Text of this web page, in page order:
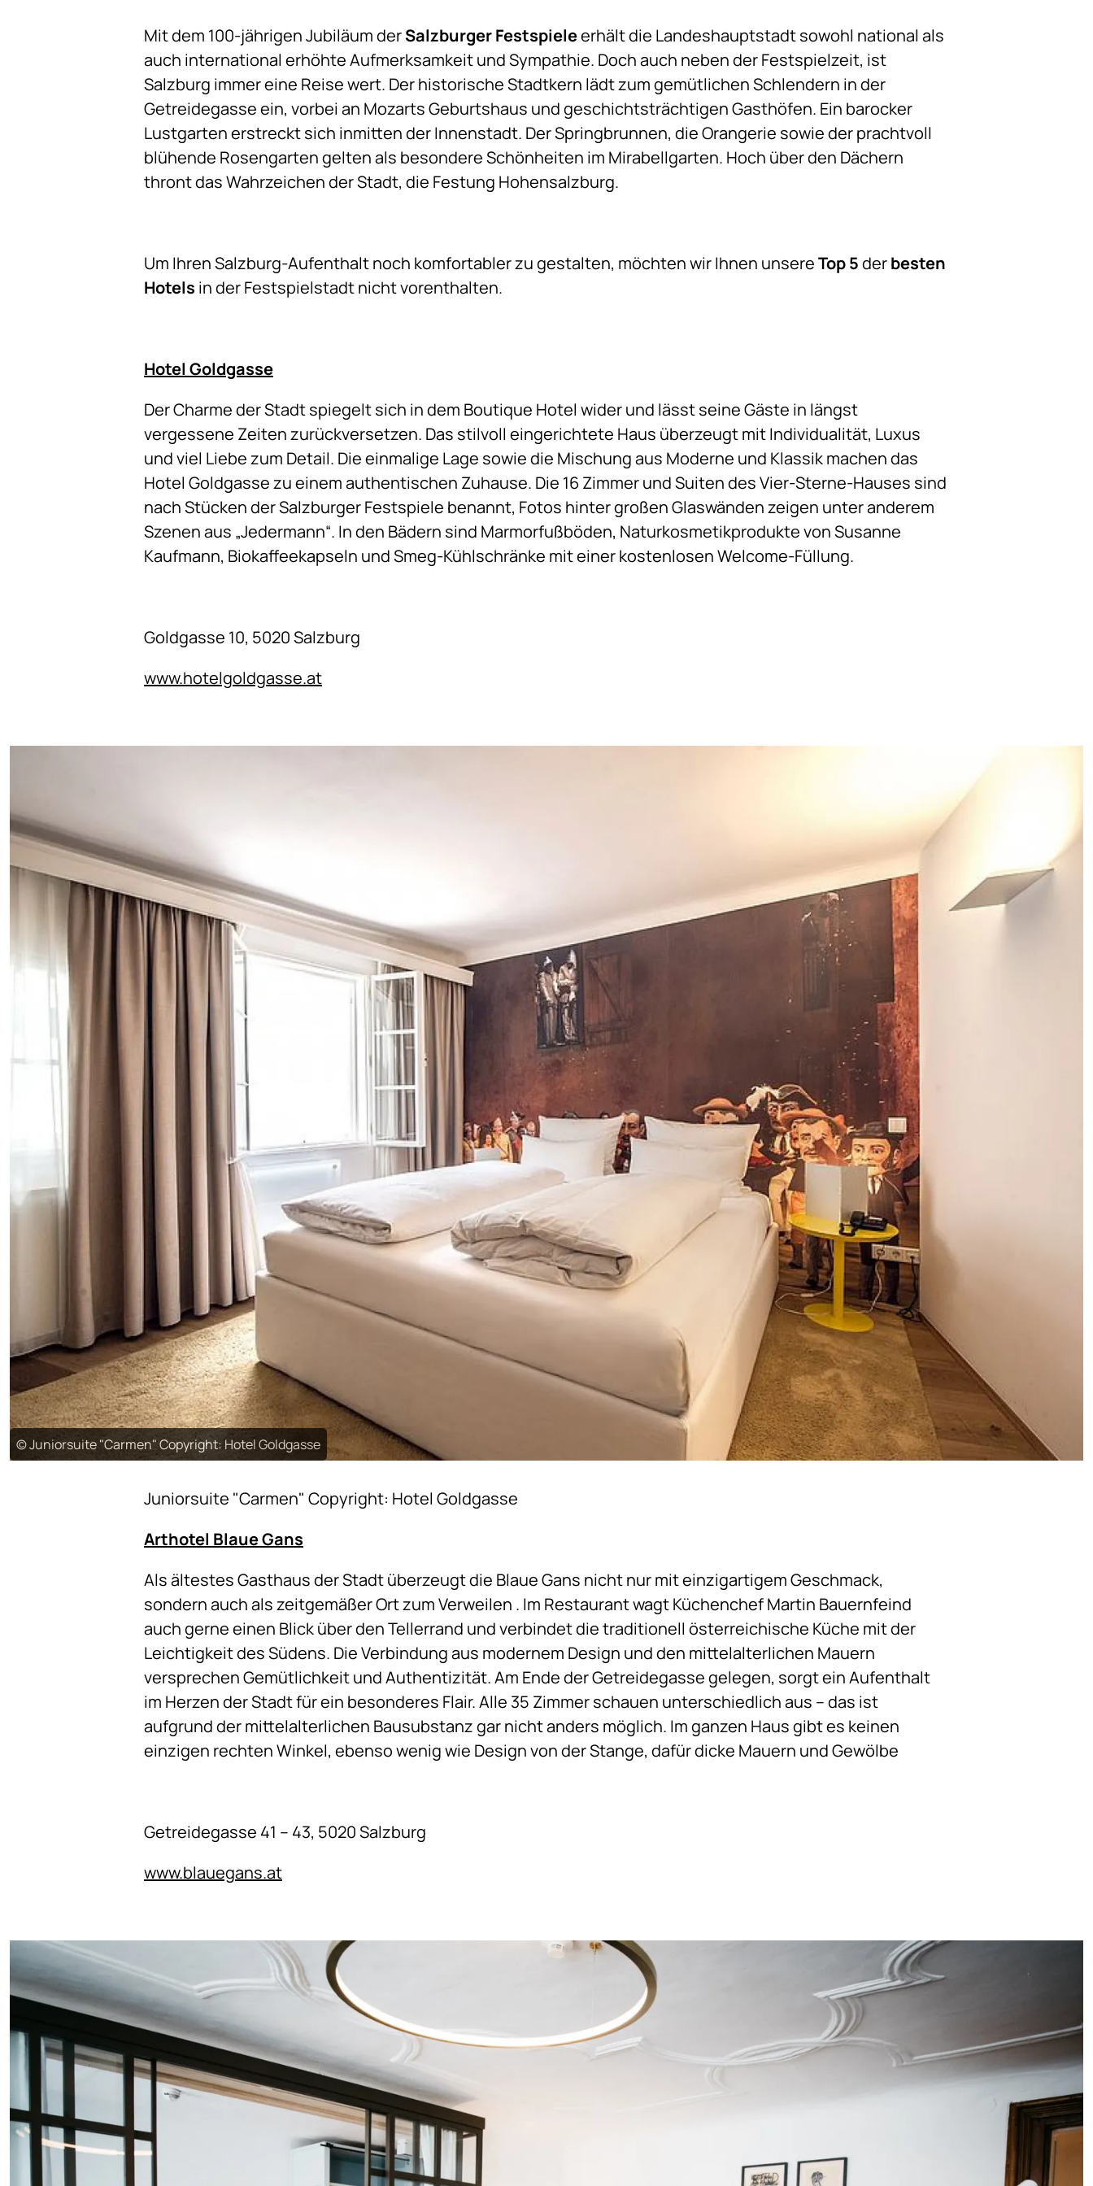
Mit dem 100-jährigen Jubiläum derSalzburger Festspieleerhält die Landeshauptstadt sowohl national als
auch international erhöhte Aufmerksamkeit und Sympathie. Doch auch neben der Festspielzeit, ist
Salzburg immer eine Reise wert. Der historische Stadtkern lädt zum gemütlichen Schlendern in der
Getreidegasse ein, vorbei an Mozarts Geburtshaus und geschichtsträchtigen Gasthöfen. Ein barocker
Lustgarten erstreckt sich inmitten der Innenstadt. Der Springbrunnen, die Orangerie sowie der prachtvoll
blühende Rosengarten gelten als besondere Schönheiten im Mirabellgarten. Hoch über den Dächern
thront das Wahrzeichen der Stadt, die Festung Hohensalzburg.
Um Ihren Salzburg-Aufenthalt noch komfortabler zu gestalten, möchten wir Ihnen unsereTop 5derbesten
Hotels in der Festspielstadt nicht vorenthalten.
Hotel Goldgasse
Der Charme der Stadt spiegelt sich in dem Boutique Hotel wider und lässt seine Gäste in längst
vergessene Zeiten zurückversetzen. Das stilvoll eingerichtete Haus überzeugt mit Individualität, Luxus
und viel Liebe zum Detail. Die einmalige Lage sowie die Mischung aus Moderne und Klassik machen das
Hotel Goldgasse zu einem authentischen Zuhause. Die 16 Zimmer und Suiten des Vier-Sterne-Hauses sind
nach Stücken der Salzburger Festspiele benannt, Fotos hinter großen Glaswänden zeigen unter anderem
Szenen aus „Jedermann“. In den Bädern sind Marmorfußböden, Naturkosmetikprodukte von Susanne
Kaufmann, Biokaffeekapseln und Smeg-Kühlschränke mit einer kostenlosen Welcome-Füllung.
Goldgasse 10, 5020 Salzburg
www.hotelgoldgasse.at
© Juniorsuite "Carmen" Copyright: Hotel Goldgasse
Juniorsuite "Carmen" Copyright: Hotel Goldgasse
Arthotel Blaue Gans
Als ältestes Gasthaus der Stadt überzeugt die Blaue Gans nicht nur mit einzigartigem Geschmack,
sondern auch als zeitgemäßer Ort zum Verweilen . Im Restaurant wagt Küchenchef Martin Bauernfeind
auch gerne einen Blick über den Tellerrand und verbindet die traditionell österreichische Küche mit der
Leichtigkeit des Südens. Die Verbindung aus modernem Design und den mittelalterlichen Mauern
versprechen Gemütlichkeit und Authentizität. Am Ende der Getreidegasse gelegen, sorgt ein Aufenthalt
im Herzen der Stadt für ein besonderes Flair. Alle 35 Zimmer schauen unterschiedlich aus – das ist
aufgrund der mittelalterlichen Bausubstanz gar nicht anders möglich. Im ganzen Haus gibt es keinen
einzigen rechten Winkel, ebenso wenig wie Design von der Stange, dafür dicke Mauern und Gewölbe
Getreidegasse 41 – 43, 5020 Salzburg
www.blauegans.at